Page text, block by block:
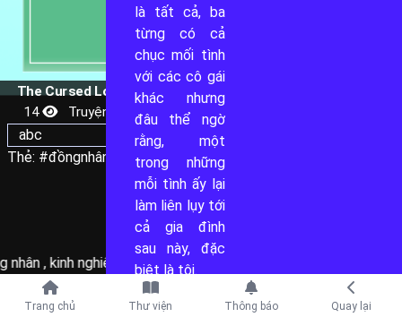
Tiếp tục với
ĐỌC
The Cursed Love - Mia Phạm
14 Truyện dài - Đang sáng tác
abc
Thẻ: #đồngnhân #jujjutsukaisen #ocxchar
nhân ,kinh nghiệm viết,ghê rợn
là tất cả, ba
từng có cả
chục mối tình
với các cô gái
khác nhưng
đâu thể ngờ
rằng, một
trong những
mỗi tình ấy lại
làm liên lụy tới
cả gia đình
sau này, đặc
biệt là tôi.
Trang chủ Thư viện Thông báo Quay lại